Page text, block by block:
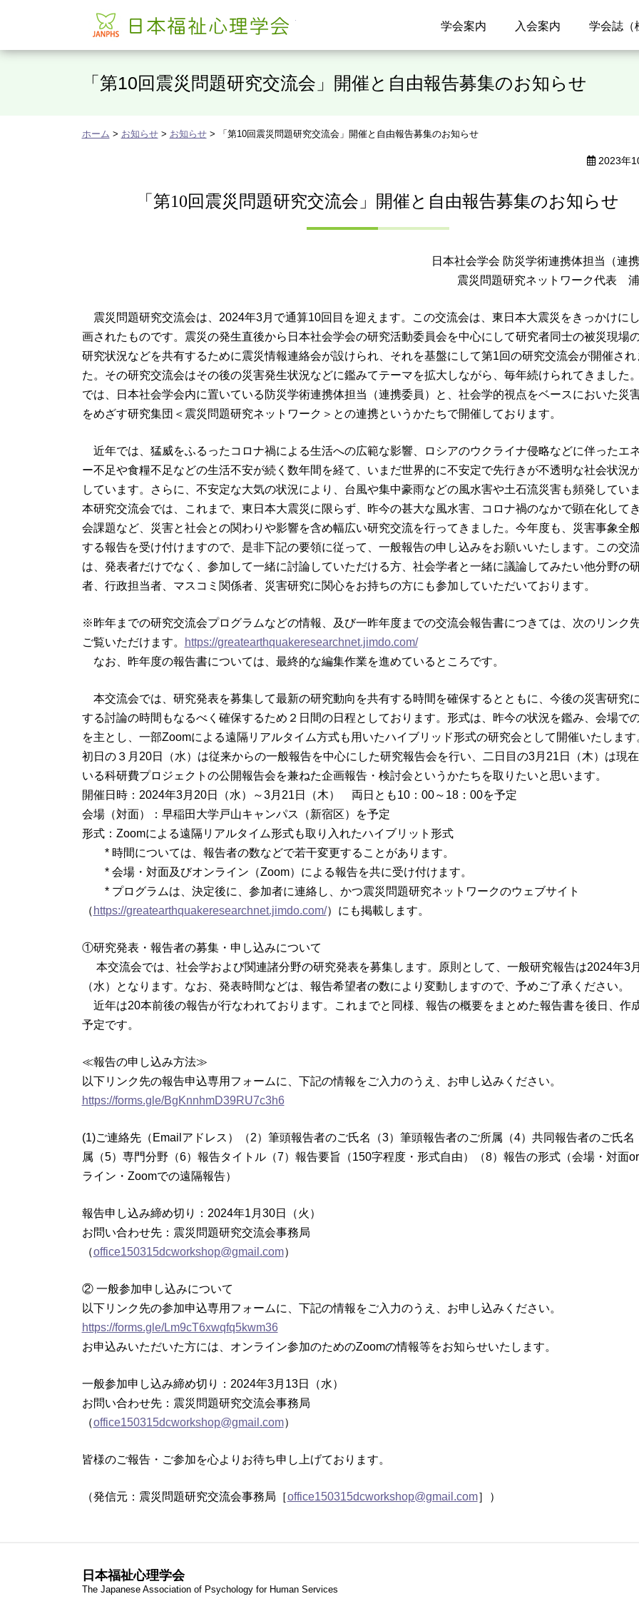
学会案内
入会案内 学会誌（
「第10回震災問題研究交流会」開催と自由報告募集のお知らせ
ホーム > お知らせ> お知らせ> 「第10回震災問題研究交流会」開催と自由報告募集のお知らせ
2023年
「第10回震災問題研究交流会」開催と自由報告募集のお知らせ
日本社会学会 防災学術連携体担当（連携
震災問題研究ネットワーク代表
震災問題研究交流会は、2024年3月で通算10回目を迎えます。この交流会は、東日本大震災をきっかけに
画されたものです。震災の発生直後から日本社会学会の研究活動委員会を中心にして研究者同士の被災現場
研究状況などを共有するために震災情報連絡会が設けられ、それを基盤にして第1回の研究交流会が開催され
た。その研究交流会はその後の災害発生状況などに鑑みてテーマを拡大しながら、毎年続けられてきました
では、日本社会学会内に置いている防災学術連携体担当（連携委員）と、社会学的視点をベースにおいた災
をめざす研究集団＜震災問題研究ネットワーク＞との連携というかたちで開催しております。
近年では、猛威をふるったコロナ禍による生活への広範な影響、ロシアのウクライナ侵略などに伴ったエ
ー不足や食糧不足などの生活不安が続く数年間を経て、いまだ世界的に不安定で先行きが不透明な社会状況
しています。さらに、不安定な大気の状況により、台風や集中豪雨などの風水害や土石流災害も頻発していま
本研究交流会では、これまで、東日本大震災に限らず、昨今の甚大な風水害、コロナ禍のなかで顕在化して
会課題など、災害と社会との関わりや影響を含め幅広い研究交流を行ってきました。今年度も、災害事象全
する報告を受け付けますので、是非下記の要領に従って、一般報告の申し込みをお願いいたします。この交
は、発表者だけでなく、参加して一緒に討論していただける方、社会学者と一緒に議論してみたい他分野の
者、行政担当者、マスコミ関係者、災害研究に関心をお持ちの方にも参加していただいております。
※昨年までの研究交流会プログラムなどの情報、及び一昨年度までの交流会報告書につきては、次のリンク
ご覧いただけます。
https://greatearthquakeresearchnet.jimdo.com/
なお、昨年度の報告書については、最終的な編集作業を進めているところです。
本交流会では、研究発表を募集して最新の研究動向を共有する時間を確保するとともに、今後の災害研究
する討論の時間もなるべく確保するため２日間の日程としております。形式は、昨今の状況を鑑み、会場で
を主とし、一部Zoomによる遠隔リアルタイム方式も用いたハイブリッド形式の研究会として開催いたします
初日の３月20日（水）は従来からの一般報告を中心にした研究報告会を行い、二日目の3月21日（木）は現
いる科研費プロジェクトの公開報告会を兼ねた企画報告・検討会というかたちを取りたいと思います。
開催日時：2024年3月20日（水）～3月21日（木） 両日とも10：00～18：00を予定
会場（対面）：早稲田大学戸山キャンパス（新宿区）を予定
形式：Zoomによる遠隔リアルタイム形式も取り入れたハイブリット形式
* 時間については、報告者の数などで若干変更することがあります。
* 会場・対面及びオンライン（Zoom）による報告を共に受け付けます。
* プログラムは、決定後に、参加者に連絡し、かつ震災問題研究ネットワークのウェブサイト
（ https://greatearthquakeresearchnet.jimdo.com/）にも掲載します。
①研究発表・報告者の募集・申し込みについて
本交流会では、社会学および関連諸分野の研究発表を募集します。原則として、一般研究報告は2024年3
（水）となります。なお、発表時間などは、報告希望者の数により変動しますので、予めご了承ください。
近年は20本前後の報告が行なわれております。これまでと同様、報告の概要をまとめた報告書を後日、作
予定です。
≪報告の申し込み方法≫
以下リンク先の報告申込専用フォームに、下記の情報をご入力のうえ、お申し込みください。
https://forms.gle/BgKnnhmD39RU7c3h6
(1)ご連絡先（Emailアドレス）（2）筆頭報告者のご氏名（3）筆頭報告者のご所属（4）共同報告者のご氏名
属（5）専門分野（6）報告タイトル（7）報告要旨（150字程度・形式自由）（8）報告の形式（会場・対面
ライン・Zoomでの遠隔報告）
報告申し込み締め切り：2024年1月30日（火）
お問い合わせ先：震災問題研究交流会事務局
（office150315dcworkshop@gmail.com）
② 一般参加申し込みについて
以下リンク先の参加申込専用フォームに、下記の情報をご入力のうえ、お申し込みください。
https://forms.gle/Lm9cT6xwqfq5kwm36
お申込みいただいた方には、オンライン参加のためのZoomの情報等をお知らせいたします。
一般参加申し込み締め切り：2024年3月13日（水）
お問い合わせ先：震災問題研究交流会事務局
（office150315dcworkshop@gmail.com）
皆様のご報告・ご参加を心よりお待ち申し上げております。
（発信元：震災問題研究交流会事務局［office150315dcworkshop@gmail.com］）
日本福祉心理学会
The Japanese Association of Psychology for Human Services